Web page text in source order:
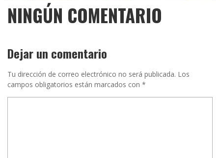
NINGÚN COMENTARIO
Dejar un comentario
Tu dirección de correo electrónico no será publicada. Los
campos obligatorios están marcados con *